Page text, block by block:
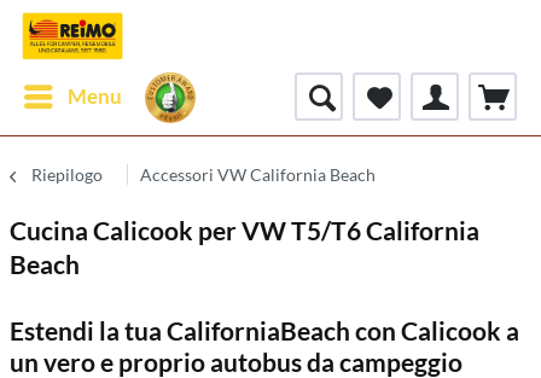
Menu
Riepilogo Accessori VW California Beach
Cucina Calicook per VW T5/T6 California
Beach
Estendi la tua CaliforniaBeach con Calicook a
un vero e proprio autobus da campeggio